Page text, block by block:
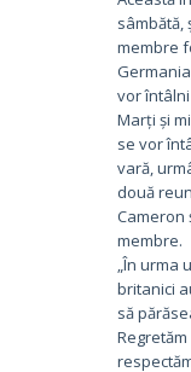
membre
vor
Marți și
se vor
vară,
două
Cameron
membre.
„În urma
britanici
să